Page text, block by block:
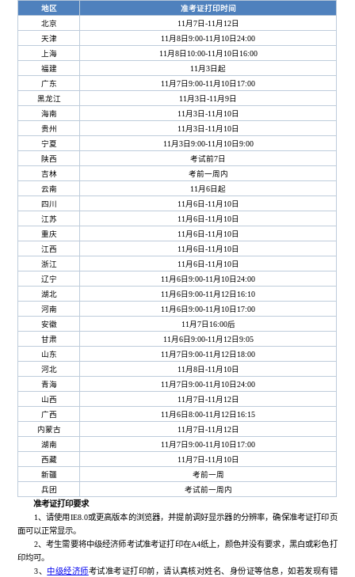
地区
准考证打印时间
北京
11月7日-11月12日
天津
11月8日9:00-11月10日24:00
上海
11月8日10:00-11月10日16:00
福建
11月3日起
广东
11月7日9:00-11月10日17:00
黑龙江
11月3日-11月9日
海南
11月3日-11月10日
贵州
11月3日-11月10日
宁夏
11月3日9:00-11月10日9:00
陕西
考试前7日
吉林
考前一周内
云南
11月6日起
四川
11月6日-11月10日
江苏
11月6日-11月10日
重庆
11月6日-11月10日
江西
11月6日-11月10日
浙江
11月6日-11月10日
辽宁
11月6日9:00-11月10日24:00
湖北
11月6日9:00-11月12日16:10
河南
11月6日9:00-11月10日17:00
安徽
11月7日16:00后
甘肃
11月6日9:00-11月12日9:05
山东
11月7日9:00-11月12日18:00
河北
11月8日-11月10日
青海
11月7日9:00-11月10日24:00
山西
11月7日-11月12日
广西
11月6日8:00-11月12日16:15
内蒙古
11月7日-11月12日
湖南
11月7日9:00-11月10日17:00
西藏
11月7日-11月10日
新疆
考前一周
兵团
考试前一周内
准考证打印要求
1、请使用IE8.0或更高版本的浏览器，并提前调好显示器的分辨率，确保准考证打印页
面可以正常显示。
2、考生需要将中级经济师考试准考证打印在A4纸上，颜色并没有要求，黑白或彩色打
印均可。
3、 中级经济师考试准考证打印前，请认真核对姓名、身份证等信息，如若发现有错